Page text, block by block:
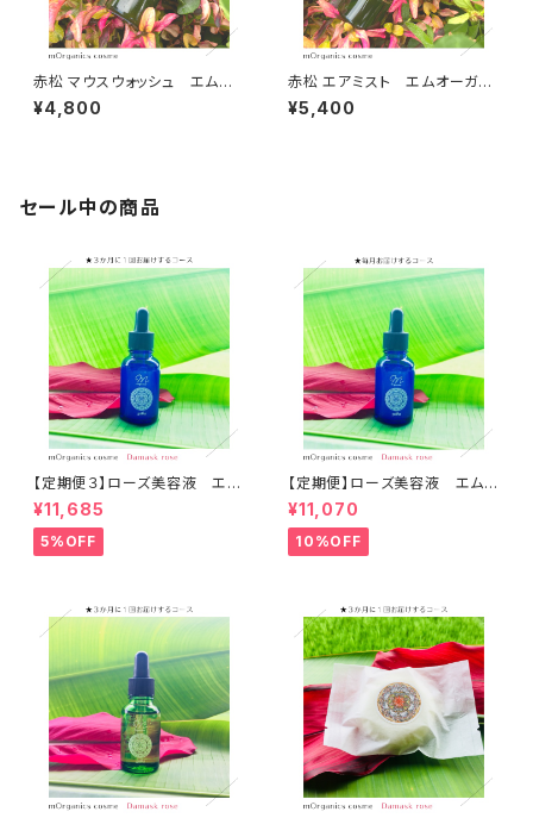
赤松 マウスウォッシュ エムオ
ーガニクス
¥4,800
赤松 エアミスト エムオーガニ
クス
¥5,400
セール中の商品
【定期便３】ローズ美容液 エム
オーガニクス
¥11,685
5%OFF
【定期便】ローズ美容液 エムオ
ーガニクス
¥11,070
10%OFF